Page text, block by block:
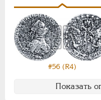
#56 (R4)
Показать
ПАВЕЛ I
1796-1801
АЛЕКСАНДР I 1801-
НИКОЛАЙ I 1826-
АЛЕКСАНДР II
1855-
АЛЕКСАНДР III 1881-
НИКОЛАЙ II 1894-